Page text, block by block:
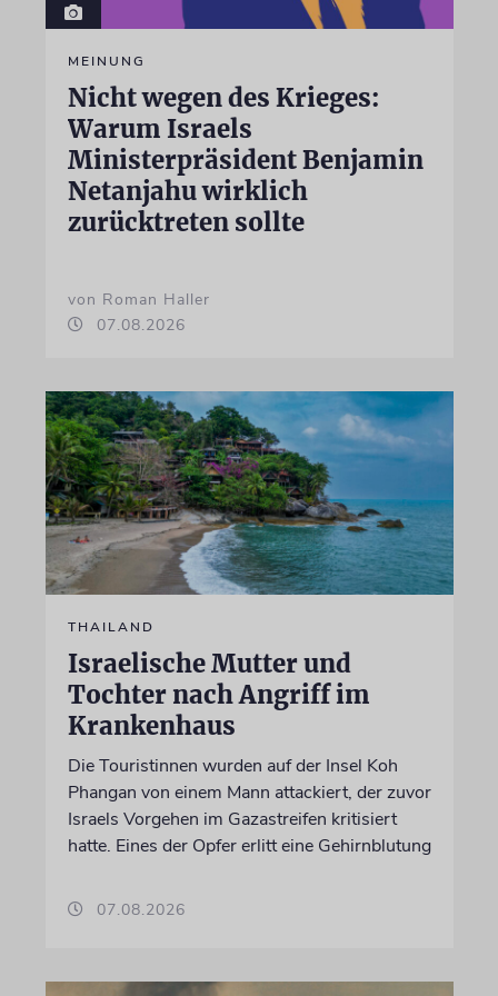
MEINUNG
Nicht wegen des Krieges:
Warum Israels
Ministerpräsident Benjamin
Netanjahu wirklich
zurücktreten sollte
von Roman Haller
07.08.2026
THAILAND
Israelische Mutter und
Tochter nach Angriff im
Krankenhaus
Die Touristinnen wurden auf der Insel Koh
Phangan von einem Mann attackiert, der zuvor
Israels Vorgehen im Gazastreifen kritisiert
hatte. Eines der Opfer erlitt eine Gehirnblutung
07.08.2026